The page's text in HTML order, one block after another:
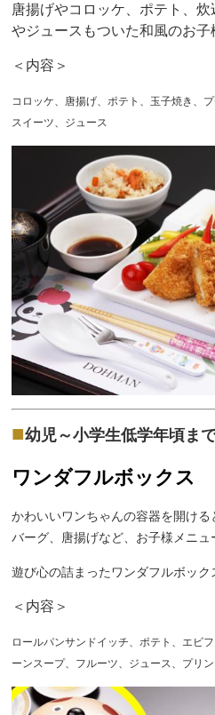
唐揚げやコロッケ、ポテト、
やジュースもついた和風のお子
＜内容＞
コロッケ、唐揚げ、ポテト、玉子焼き、
スイーツ、ジュース
■幼児～小学生低学年頃ま
ワンダフルボックス
かわいいワンちゃんの容器を開け
バーグ、唐揚げなど、お子様メニュ
遊び心の詰まったワンダフルボック
＜内容＞
ロールパンサンドイッチ、ポテト、エビ
ーンスープ、フルーツ、ジュース、プリン